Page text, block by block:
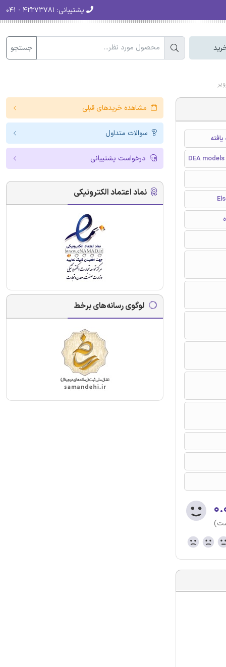
پشتیبانی:
جستجو
DEA
مشاهده خریدهای قبلی
سوالات متداول
درخواست پشتیبانی
نماد اعتماد الکترونیکی
لوگوی رسانه‌های برخط